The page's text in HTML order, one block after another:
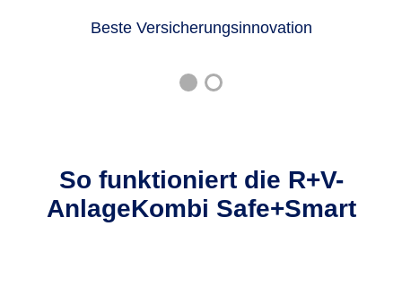
Beste Versicherungsinnovation
So funktioniert die R+V-
AnlageKombi Safe+Smart